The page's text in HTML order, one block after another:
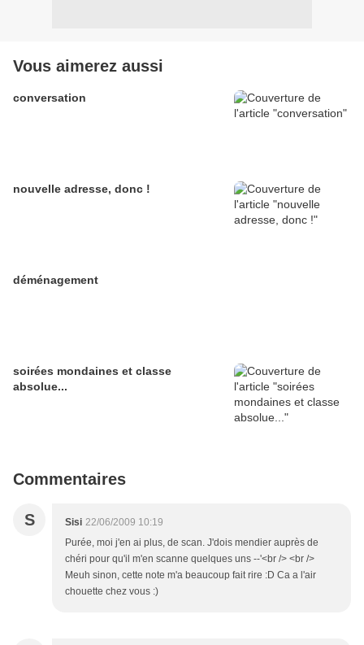
Vous aimerez aussi
conversation
nouvelle adresse, donc !
déménagement
soirées mondaines et classe
absolue...
Commentaires
S Sisi 22/06/2009 10:19
Purée, moi j'en ai plus, de scan. J'dois mendier auprès de
chéri pour qu'il m'en scanne quelques uns --'<br /> <br />
Meuh sinon, cette note m'a beaucoup fait rire :D Ca a l'air
chouette chez vous :)